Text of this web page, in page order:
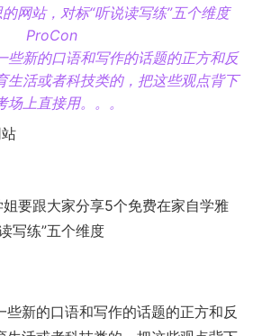
网站，对标“听说读写练”五个维度
ProCon
些新的口语和写作的话题的正方和反
生活或者科技类的，把这些观点背下
场上直接用。。。
要跟大家分享5个免费在家自学雅
写练”五个维度
些新的口语和写作的话题的正方和反